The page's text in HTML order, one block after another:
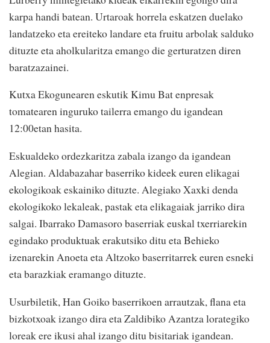
karpa handi batean. Urtaroak horrela eskatzen duelako
landatzeko eta ereiteko landare eta fruitu arbolak salduko
dituzte eta aholkularitza emango die gerturatzen diren
baratzazainei.
Kutxa Ekogunearen eskutik Kimu Bat enpresak
tomatearen inguruko tailerra emango du igandean
12:00etan hasita.
Eskualdeko ordezkaritza zabala izango da igandean
Alegian. Aldabazahar baserriko kideek euren elikagai
ekologikoak eskainiko dituzte. Alegiako Xaxki denda
ekologikoko lekaleak, pastak eta elikagaiak jarriko dira
salgai. Ibarrako Damasoro baserriak euskal txerriarekin
egindako produktuak erakutsiko ditu eta Behieko
izenarekin Anoeta eta Altzoko baserritarrek euren esneki
eta barazkiak eramango dituzte.
Usurbiletik, Han Goiko baserrikoen arrautzak, flana eta
bizkotxoak izango dira eta Zaldibiko Azantza lorategiko
loreak ere ikusi ahal izango ditu bisitariak igandean.